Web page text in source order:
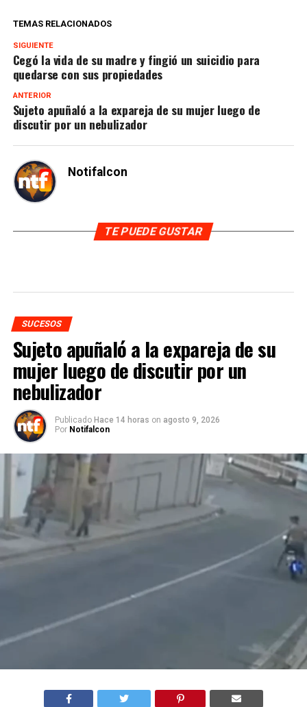
TEMAS RELACIONADOS
SIGUIENTE
Cegó la vida de su madre y fingió un suicidio para
quedarse con sus propiedades
ANTERIOR
Sujeto apuñaló a la expareja de su mujer luego de
discutir por un nebulizador
Notifalcon
TE PUEDE GUSTAR
SUCESOS
Sujeto apuñaló a la expareja de su
mujer luego de discutir por un
nebulizador
Publicado Hace 14 horas on agosto 9, 2026
Por Notifalcon